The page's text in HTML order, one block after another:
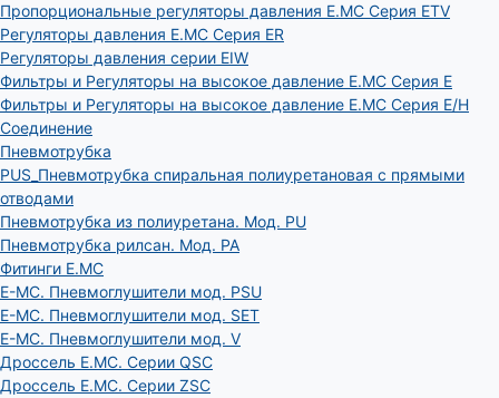
Пропорциональные регуляторы давления E.MC Серия ETV
Регуляторы давления E.MC Серия ER
Регуляторы давления серии EIW
Фильтры и Регуляторы на высокое давление E.MC Серия E
Фильтры и Регуляторы на высокое давление E.MC Серия E/H
Соединение
Пневмотрубка
PUS_Пневмотрубка спиральная полиуретановая с прямыми
отводами
Пневмотрубка из полиуретана. Мод. РU
Пневмотрубка рилсан. Мод. PA
Фитинги E.MC
E-MC. Пневмоглушители мод. PSU
E-MC. Пневмоглушители мод. SET
E-MC. Пневмоглушители мод. V
Дроссель E.MC. Серии QSC
Дроссель E.MC. Серии ZSC